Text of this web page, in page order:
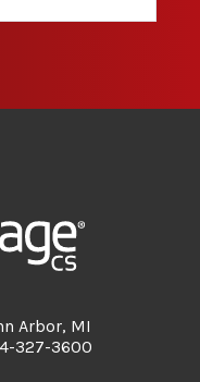
Arbor, MI
327-3600